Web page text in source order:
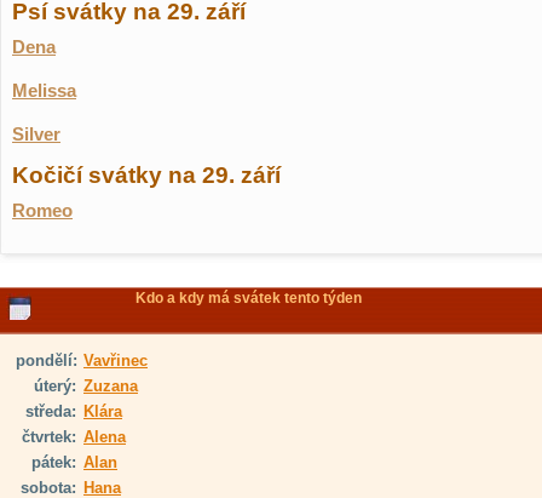
Psí svátky na 29. září
Dena
Melissa
Silver
Kočičí svátky na 29. září
Romeo
Kdo a kdy má svátek tento týden
pondělí: Vavřinec
úterý: Zuzana
středa: Klára
čtvrtek: Alena
pátek: Alan
sobota: Hana